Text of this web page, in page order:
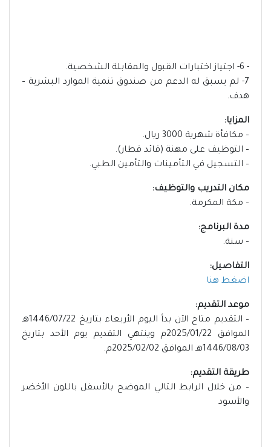
- 6- اجتياز اختبارات القبول والمقابلة الشخصية.
7- لم يسبق له الدعم من صندوق تنمية الموارد البشرية –
هدف.
المزايا:
– مكافأة شهرية 3000 ريال.
– التوظيف على مهنة (قائد قطار).
– التسجيل في التأمينات والتأمين الطبي.
مكان التدريب والتوظيف:
– مكة المكرمة.
مدة البرنامج:
– سنة.
التفاصيل:
اضغط هنا
موعد التقديم:
– التقديم متاح الآن بدأ اليوم الأربعاء بتاريخ 1446/07/22هـ
الموافق 2025/01/22م وينتهي التقديم يوم الأحد بتاريخ
1446/08/03هـ الموافق 2025/02/02م.
طريقة التقديم:
– من خلال الرابط التالي الموضح بالأسفل باللون الأخضر
والأسود